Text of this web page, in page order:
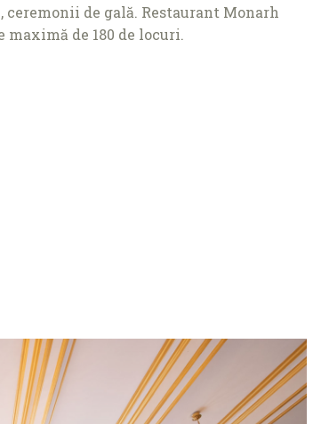
de gală. Restaurant Monarh
de 180 de locuri.